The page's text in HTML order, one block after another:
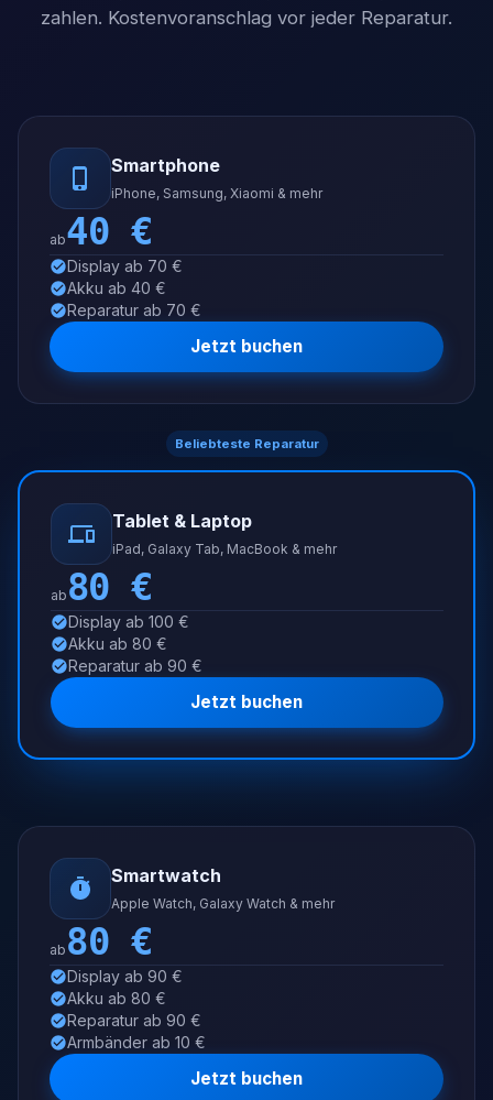
zahlen. Kostenvoranschlag vor jeder Reparatur.
Smartphone
iPhone, Samsung, Xiaomi & mehr
ab40 €
Display ab 70 €
Akku ab 40 €
Reparatur ab 70 €
Jetzt buchen
Beliebteste Reparatur
Tablet & Laptop
iPad, Galaxy Tab, MacBook & mehr
ab 80 €
Display ab 100 €
Akku ab 80 €
Reparatur ab 90 €
Jetzt buchen
Smartwatch
Apple Watch, Galaxy Watch & mehr
ab 80 €
Display ab 90 €
Akku ab 80 €
Reparatur ab 90 €
Armbänder ab 10 €
Jetzt buchen